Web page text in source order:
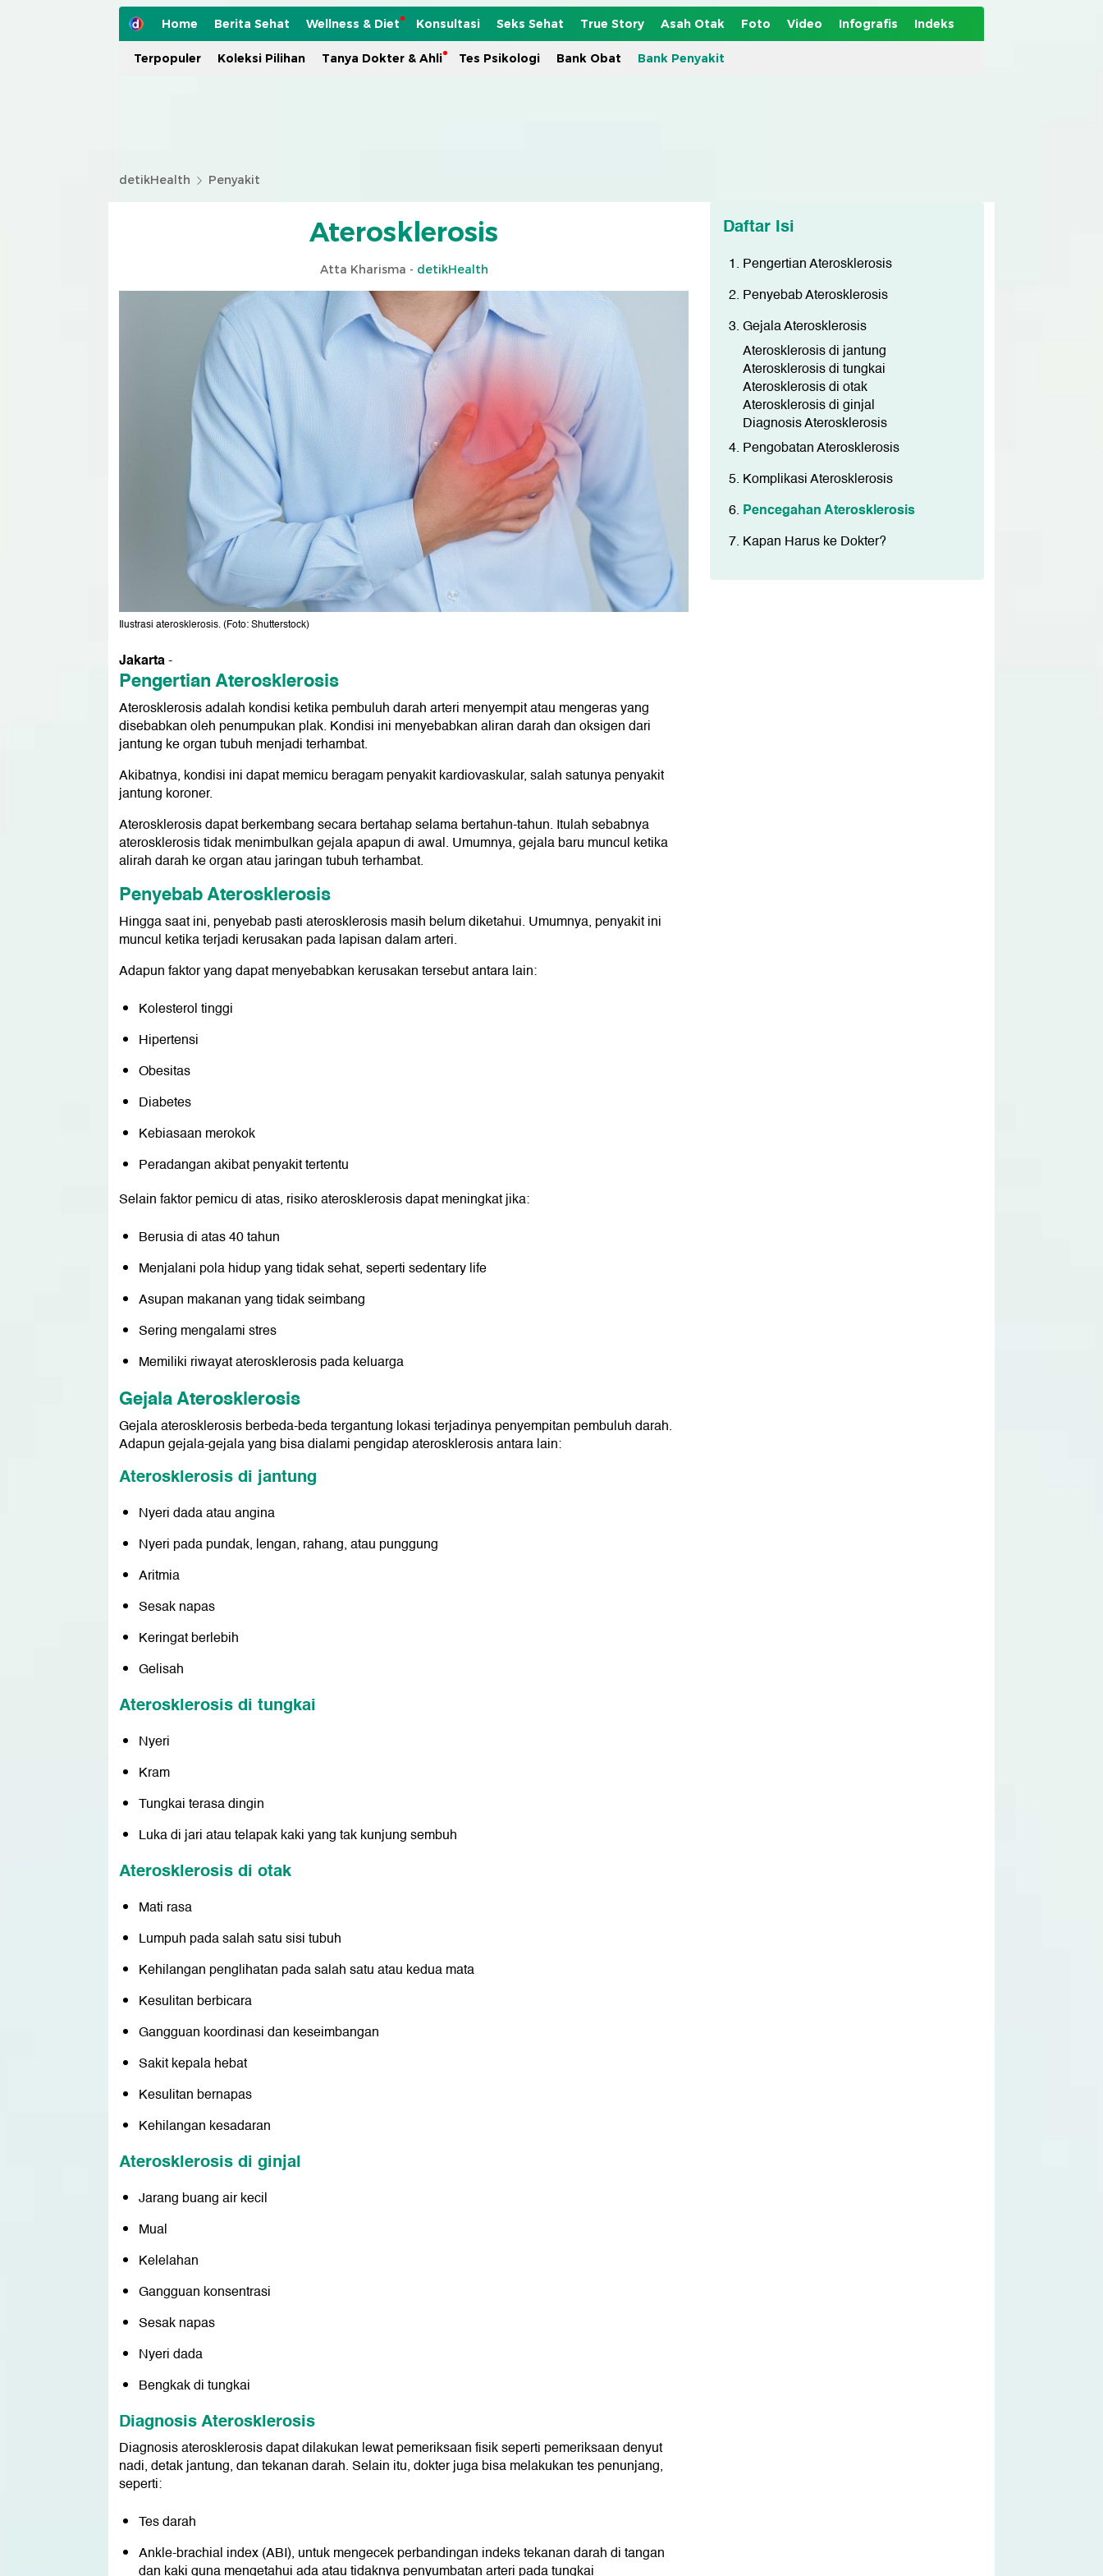
Home Berita Sehat Wellness & Diet Konsultasi Seks Sehat True Story Asah Otak Foto Video Infografis Indeks
Terpopuler Koleksi Pilihan Tanya Dokter & Ahli Tes Psikologi Bank Obat Bank Penyakit
detikHealth Penyakit
Aterosklerosis
Atta Kharisma - detikHealth
Ilustrasi aterosklerosis. (Foto: Shutterstock)
Jakarta-
Pengertian Aterosklerosis
Aterosklerosis adalah kondisi ketika pembuluh darah arteri menyempit atau mengeras yang
disebabkan oleh penumpukan plak. Kondisi ini menyebabkan aliran darah dan oksigen dari
jantung ke organ tubuh menjadi terhambat.
Akibatnya, kondisi ini dapat memicu beragam penyakit kardiovaskular, salah satunya penyakit
jantung koroner.
Aterosklerosis dapat berkembang secara bertahap selama bertahun-tahun. Itulah sebabnya
aterosklerosis tidak menimbulkan gejala apapun di awal. Umumnya, gejala baru muncul ketika
alirah darah ke organ atau jaringan tubuh terhambat.
Penyebab Aterosklerosis
Hingga saat ini, penyebab pasti aterosklerosis masih belum diketahui. Umumnya, penyakit ini
muncul ketika terjadi kerusakan pada lapisan dalam arteri.
Adapun faktor yang dapat menyebabkan kerusakan tersebut antara lain:
Kolesterol tinggi
Hipertensi
Obesitas
Diabetes
Kebiasaan merokok
Peradangan akibat penyakit tertentu
Selain faktor pemicu di atas, risiko aterosklerosis dapat meningkat jika:
Berusia di atas 40 tahun
Menjalani pola hidup yang tidak sehat, seperti sedentary life
Asupan makanan yang tidak seimbang
Sering mengalami stres
Memiliki riwayat aterosklerosis pada keluarga
Gejala Aterosklerosis
Gejala aterosklerosis berbeda-beda tergantung lokasi terjadinya penyempitan pembuluh darah.
Adapun gejala-gejala yang bisa dialami pengidap aterosklerosis antara lain:
Aterosklerosis di jantung
Nyeri dada atau angina
Nyeri pada pundak, lengan, rahang, atau punggung
Aritmia
Sesak napas
Keringat berlebih
Gelisah
Aterosklerosis di tungkai
Nyeri
Kram
Tungkai terasa dingin
Luka di jari atau telapak kaki yang tak kunjung sembuh
Aterosklerosis di otak
Mati rasa
Lumpuh pada salah satu sisi tubuh
Kehilangan penglihatan pada salah satu atau kedua mata
Kesulitan berbicara
Gangguan koordinasi dan keseimbangan
Sakit kepala hebat
Kesulitan bernapas
Kehilangan kesadaran
Aterosklerosis di ginjal
Jarang buang air kecil
Mual
Kelelahan
Gangguan konsentrasi
Sesak napas
Nyeri dada
Bengkak di tungkai
Diagnosis Aterosklerosis
Diagnosis aterosklerosis dapat dilakukan lewat pemeriksaan fisik seperti pemeriksaan denyut
nadi, detak jantung, dan tekanan darah. Selain itu, dokter juga bisa melakukan tes penunjang,
seperti:
Tes darah
Ankle-brachial index (ABI), untuk mengecek perbandingan indeks tekanan darah di tangan
dan kaki guna mengetahui ada atau tidaknya penyumbatan arteri pada tungkai
Daftar Isi
Pengertian Aterosklerosis
Penyebab Aterosklerosis
Gejala Aterosklerosis
Aterosklerosis di jantung
Aterosklerosis di tungkai
Aterosklerosis di otak
Aterosklerosis di ginjal
Diagnosis Aterosklerosis
Pengobatan Aterosklerosis
Komplikasi Aterosklerosis
Pencegahan Aterosklerosis
Kapan Harus ke Dokter?